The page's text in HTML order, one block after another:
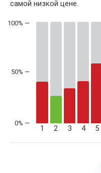
самой низкой цене.
50% —
1 2 3 4 5